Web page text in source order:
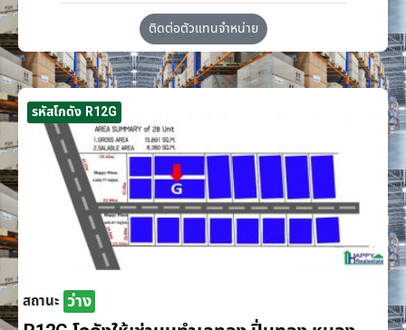
ติดต่อตัวแทนจำหน่าย
รหัสโกดัง R12G
สถานะ ว่าง